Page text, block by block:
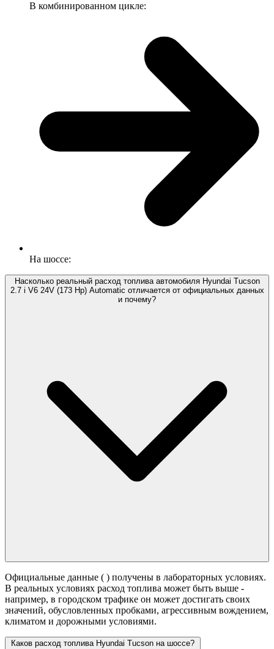
В комбинированном цикле:
На шоссе:
Насколько реальный расход топлива автомобиля Hyundai Tucson
2.7 i V6 24V (173 Hp) Automatic отличается от официальных данных
и почему?
Официальные данные ( ) получены в лабораторных условиях.
В реальных условиях расход топлива может быть выше -
например, в городском трафике он может достигать своих
значений, обусловленных пробками, агрессивным вождением,
климатом и дорожными условиями.
Каков расход топлива Hyundai Tucson на шоссе?